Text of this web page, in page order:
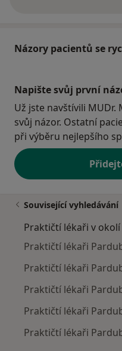
Názory pacientů se
Napište svůj první
Už jste navštívili MUDr.
svůj názor. Ostatní
při výběru nejlepšího
Související vyhledávání
Praktičtí lékaři v okolí
Praktičtí lékaři
Praktičtí lékaři
Praktičtí lékaři
Praktičtí lékaři
Praktičtí lékaři